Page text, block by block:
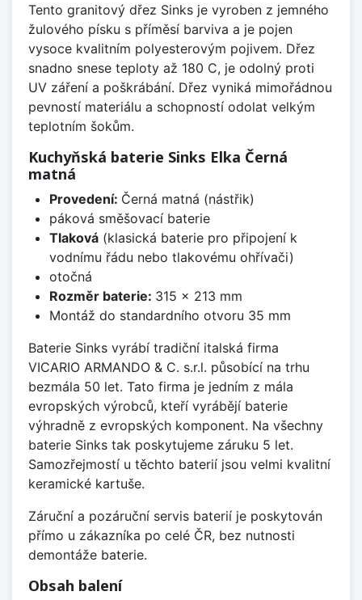
Tento granitový dřez Sinks je vyroben z jemného
žulového písku s příměsí barviva a je pojen
vysoce kvalitním polyesterovým pojivem. Dřez
snadno snese teploty až 180 C, je odolný proti
UV záření a poškrábání. Dřez vyniká mimořádnou
pevností materiálu a schopností odolat velkým
teplotním šokům.
Kuchyňská baterie Sinks Elka Černá
matná
Provedení: Černá matná (nástřik)
páková směšovací baterie
Tlaková(klasická baterie pro připojení k
vodnímu řádu nebo tlakovému ohřívači)
otočná
Rozměr baterie: 315 x 213 mm
Montáž do standardního otvoru 35 mm
Baterie Sinks vyrábí tradiční italská firma
VICARIO ARMANDO & C. s.r.l. působící na trhu
bezmála 50 let. Tato firma je jedním z mála
evropských výrobců, kteří vyrábějí baterie
výhradně z evropských komponent. Na všechny
baterie Sinks tak poskytujeme záruku 5 let.
Samozřejmostí u těchto baterií jsou velmi kvalitní
keramické kartuše.
Záruční a pozáruční servis baterií je poskytován
přímo u zákazníka po celé ČR, bez nutnosti
demontáže baterie.
Obsah balení